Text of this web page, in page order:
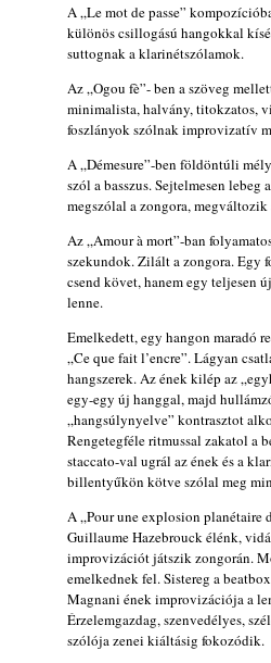
2026. július 30.
The Next Generation —
Szabolcs
2026. július 25.
FREE JAZZ ALBUMS
2026. július 16.
A free jazz kiemelkedő
Marion Brown
2026. július 13.
A „Le mot de passe”
különös csillogású hangokkal
suttognak a klarinétszólamok.
Az „Ogou fè”- ben a szöveg
minimalista, halvány, titokzatos,
foszlányok szólnak improvizatív
A „Démesure”-ben földöntúli
szól a basszus. Sejtelmesen lebeg
megszólal a zongora,
Az „Amour à mort”-ban
szekundok. Zilált a zongora. Egy
csend követ, hanem egy teljesen
lenne.
Emelkedett, egy hangon maradó
„Ce que fait l’encre”. Lágyan
hangszerek. Az ének kilép az
egy-egy új hanggal, majd
„hangsúlynyelve” kontrasztot
Rengetegféle ritmussal zakatol a
staccato-val ugrál az ének és a
billentyűkön kötve szólal meg
A „Pour une explosion planétaire
Guillaume Hazebrouck élénk,
improvizációt játszik zongorán.
emelkednek fel. Sistereg a
Magnani ének improvizációja a
Érzelemgazdag, szenvedélyes,
szólója zenei kiáltásig fokozódik.